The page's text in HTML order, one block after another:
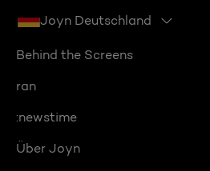
Joyn Deutschland
Behind the Screens
ran
:newstime
Über Joyn